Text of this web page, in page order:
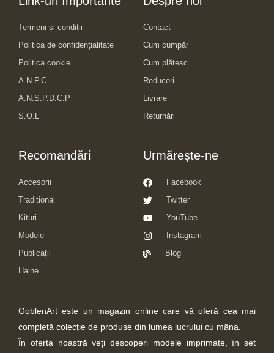
Termeni și condiții
Politica de confidențialitate
Politica cookie
A.N.P.C
A.N.S.P.D.C.P
S.O.L
Contact
Cum cumpăr
Cum plătesc
Reduceri
Livrare
Returnări
Recomandări
Accesorii
Traditional
Kituri
Modele
Publicații
Haine
Urmărește-ne
Facebook
Twitter
YouTube
Instagram
Blog
GoblenArt este un magazin online care vă oferă cea mai
completă colecție de produse din lumea lucrului cu mâna.
În oferta noastră veţi descoperi modele imprimate, în set